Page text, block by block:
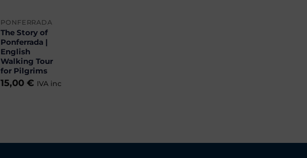
PONFERRADA
The Story of
Ponferrada |
English
Walking Tour
for Pilgrims
15,00€ IVA inc